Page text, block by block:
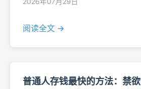
阅读全文 →
普通人存钱最快的方法：禁欲